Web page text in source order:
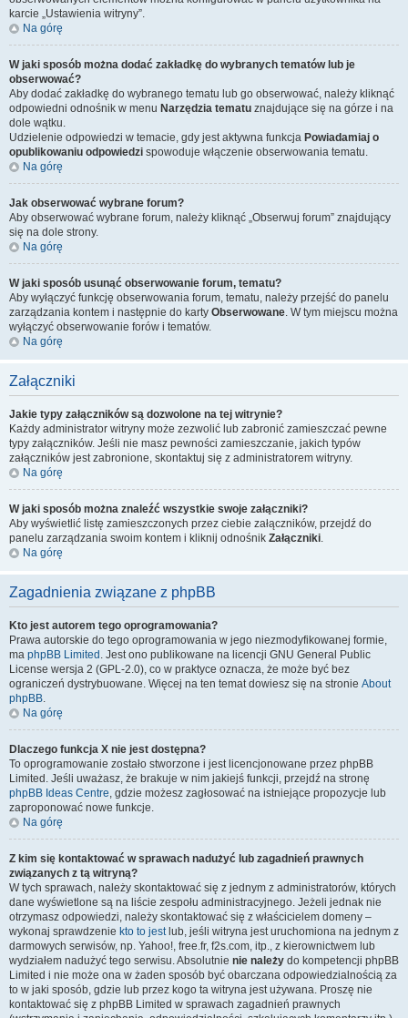
karcie „Ustawienia witryny”.
Na górę
W jaki sposób można dodać zakładkę do wybranych tematów lub je
obserwować?
Aby dodać zakładkę do wybranego tematu lub go obserwować, należy kliknąć
odpowiedni odnośnik w menu Narzędzia tematu znajdujące się na górze i na
dole wątku.
Udzielenie odpowiedzi w temacie, gdy jest aktywna funkcja Powiadamiaj o
opublikowaniu odpowiedzi spowoduje włączenie obserwowania tematu.
Na górę
Jak obserwować wybrane forum?
Aby obserwować wybrane forum, należy kliknąć „Obserwuj forum” znajdujący
się na dole strony.
Na górę
W jaki sposób usunąć obserwowanie forum, tematu?
Aby wyłączyć funkcję obserwowania forum, tematu, należy przejść do panelu
zarządzania kontem i następnie do karty Obserwowane. W tym miejscu można
wyłączyć obserwowanie forów i tematów.
Na górę
Załączniki
Jakie typy załączników są dozwolone na tej witrynie?
Każdy administrator witryny może zezwolić lub zabronić zamieszczać pewne
typy załączników. Jeśli nie masz pewności zamieszczanie, jakich typów
załączników jest zabronione, skontaktuj się z administratorem witryny.
Na górę
W jaki sposób można znaleźć wszystkie swoje załączniki?
Aby wyświetlić listę zamieszczonych przez ciebie załączników, przejdź do
panelu zarządzania swoim kontem i kliknij odnośnik Załączniki.
Na górę
Zagadnienia związane z phpBB
Kto jest autorem tego oprogramowania?
Prawa autorskie do tego oprogramowania w jego niezmodyfikowanej formie,
ma phpBB Limited . Jest ono publikowane na licencji GNU General Public
License wersja 2 (GPL-2.0), co w praktyce oznacza, że może być bez
ograniczeń dystrybuowane. Więcej na ten temat dowiesz się na stronie About
phpBB.
Na górę
Dlaczego funkcja X nie jest dostępna?
To oprogramowanie zostało stworzone i jest licencjonowane przez phpBB
Limited. Jeśli uważasz, że brakuje w nim jakiejś funkcji, przejdź na stronę
phpBB Ideas Centre, gdzie możesz zagłosować na istniejące propozycje lub
zaproponować nowe funkcje.
Na górę
Z kim się kontaktować w sprawach nadużyć lub zagadnień prawnych
związanych z tą witryną?
W tych sprawach, należy skontaktować się z jednym z administratorów, których
dane wyświetlone są na liście zespołu administracyjnego. Jeżeli jednak nie
otrzymasz odpowiedzi, należy skontaktować się z właścicielem domeny –
wykonaj sprawdzenie kto to jestlub, jeśli witryna jest uruchomiona na jednym z
darmowych serwisów, np. Yahoo!, free.fr, f2s.com, itp., z kierownictwem lub
wydziałem nadużyć tego serwisu. Absolutnie nie należy do kompetencji phpBB
Limited i nie może ona w żaden sposób być obarczana odpowiedzialnością za
to w jaki sposób, gdzie lub przez kogo ta witryna jest używana. Proszę nie
kontaktować się z phpBB Limited w sprawach zagadnień prawnych